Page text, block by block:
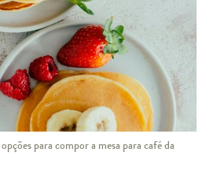
para compor a mesa para café da